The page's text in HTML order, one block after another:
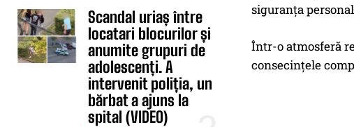
Scandal uriaș între
locatari blocurilor și
anumite grupuri de
adolescenți. A
intervenit poliția, un
bărbat a ajuns la
spital (VIDEO)
siguranța
Într-o atmosferă
consecințele